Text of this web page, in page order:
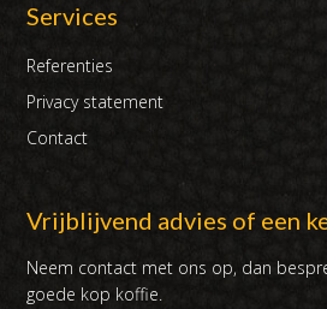
Services
Referenties
Privacy statement
Contact
Vrijblijvend advies of een
Neem contact met ons op, dan
goede kop koffie.